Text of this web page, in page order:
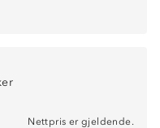
Nettpris er gjeldende.